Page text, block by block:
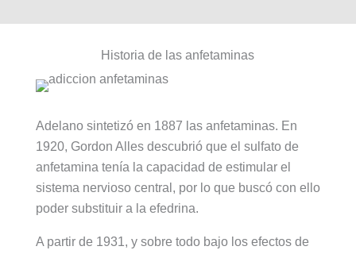
Historia de las anfetaminas
Adelano sintetizó en 1887 las anfetaminas. En
1920, Gordon Alles descubrió que el sulfato de
anfetamina tenía la capacidad de estimular el
sistema nervioso central, por lo que buscó con ello
poder substituir a la efedrina.
A partir de 1931, y sobre todo bajo los efectos de